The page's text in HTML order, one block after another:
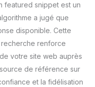
featured snippet est un
a jugé que
disponible. Cette
renforce
votre site web auprès
de référence sur
et la fidélisation